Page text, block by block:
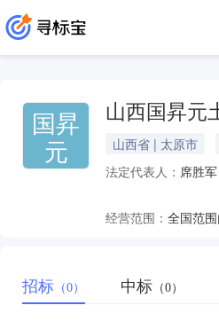
国昇
元
山西国昇元
山西省 | 太原市
法定代表人： 席胜军
经营范围：
招标 （0） 中标 （0）